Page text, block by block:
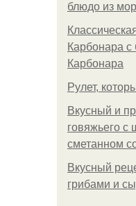
блюдо из
Карбонара с
Карбонара
Рулет,
Вкусный и
говяжьего
сметанном
Вкусный
грибами и